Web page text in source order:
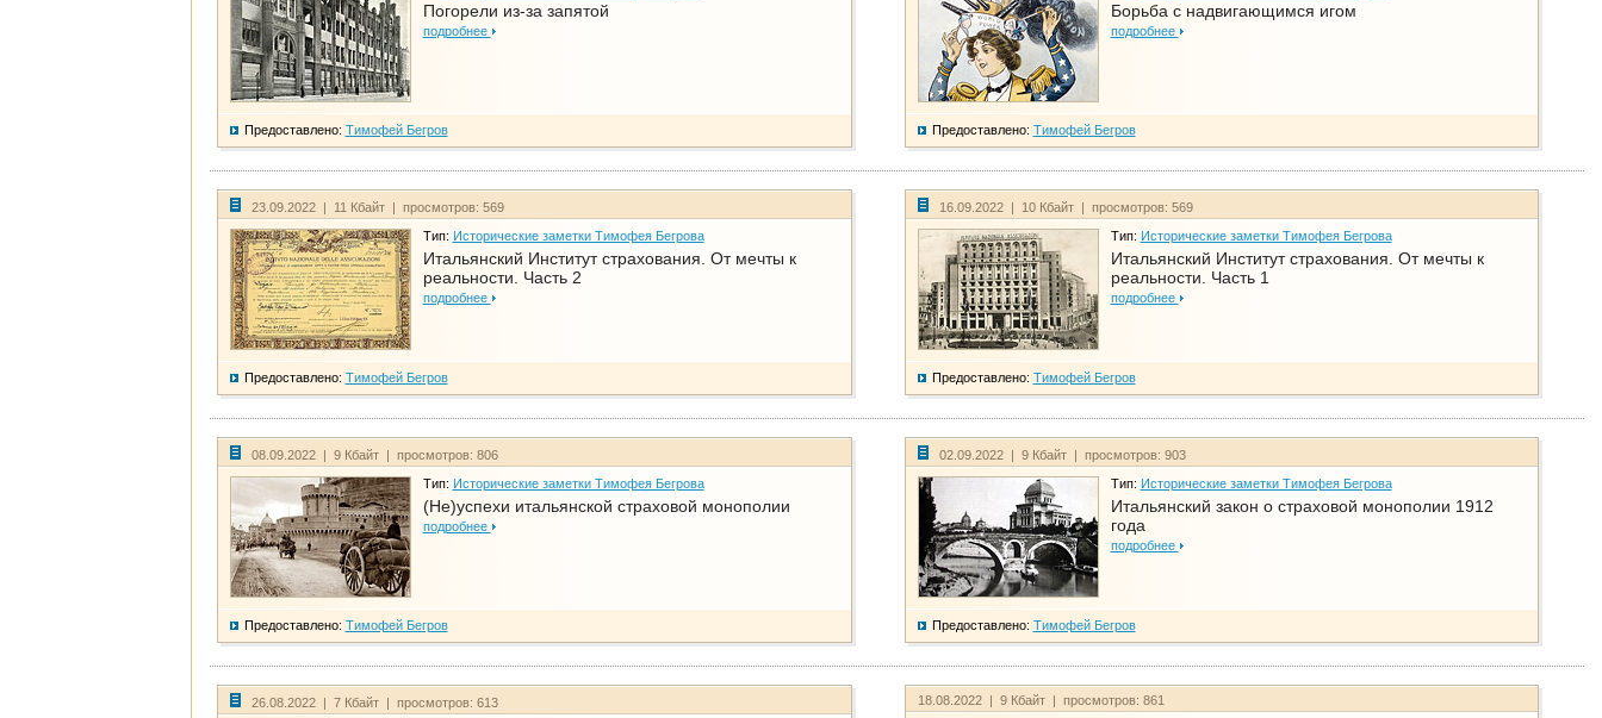
Погорели из-за запятой
подробнее
Предоставлено: Тимофей Бегров
Борьба с надвигающимся игом
подробнее
Предоставлено: Тимофей Бегров
23.09.2022 | 11 Кбайт | просмотров: 569
Тип: Исторические заметки Тимофея Бегрова
Итальянский Институт страхования. От мечты к
реальности. Часть 2
подробнее
Предоставлено: Тимофей Бегров
16.09.2022 | 10 Кбайт | просмотров: 569
Тип: Исторические заметки Тимофея Бегрова
Итальянский Институт страхования. От мечты к
реальности. Часть 1
подробнее
Предоставлено: Тимофей Бегров
08.09.2022 | 9 Кбайт | просмотров: 806
Тип: Исторические заметки Тимофея Бегрова
(Не)успехи итальянской страховой монополии
подробнее
Предоставлено: Тимофей Бегров
02.09.2022 | 9 Кбайт | просмотров: 903
Тип: Исторические заметки Тимофея Бегрова
Итальянский закон о страховой монополии 1912
года
подробнее
Предоставлено: Тимофей Бегров
26.08.2022 | 7 Кбайт | просмотров: 613 18.08.2022 | 9 Кбайт | просмотров: 861